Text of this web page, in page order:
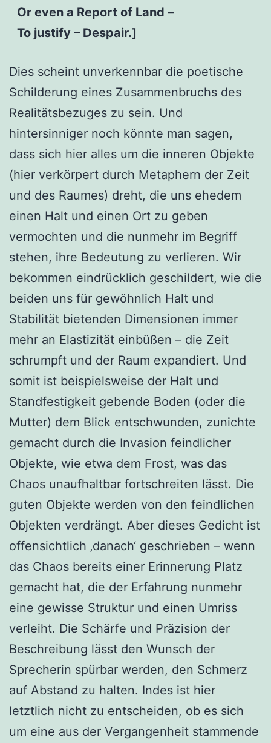
Or even a Report of Land –
To justify – Despair.]
Dies scheint unverkennbar die poetische
Schilderung eines Zusammenbruchs des
Realitätsbezuges zu sein. Und
hintersinniger noch könnte man sagen,
dass sich hier alles um die inneren Objekte
(hier verkörpert durch Metaphern der Zeit
und des Raumes) dreht, die uns ehedem
einen Halt und einen Ort zu geben
vermochten und die nunmehr im Begriff
stehen, ihre Bedeutung zu verlieren. Wir
bekommen eindrücklich geschildert, wie die
beiden uns für gewöhnlich Halt und
Stabilität bietenden Dimensionen immer
mehr an Elastizität einbüßen – die Zeit
schrumpft und der Raum expandiert. Und
somit ist beispielsweise der Halt und
Standfestigkeit gebende Boden (oder die
Mutter) dem Blick entschwunden, zunichte
gemacht durch die Invasion feindlicher
Objekte, wie etwa dem Frost, was das
Chaos unaufhaltbar fortschreiten lässt. Die
guten Objekte werden von den feindlichen
Objekten verdrängt. Aber dieses Gedicht ist
offensichtlich ‚danach‘ geschrieben – wenn
das Chaos bereits einer Erinnerung Platz
gemacht hat, die der Erfahrung nunmehr
eine gewisse Struktur und einen Umriss
verleiht. Die Schärfe und Präzision der
Beschreibung lässt den Wunsch der
Sprecherin spürbar werden, den Schmerz
auf Abstand zu halten. Indes ist hier
letztlich nicht zu entscheiden, ob es sich
um eine aus der Vergangenheit stammende